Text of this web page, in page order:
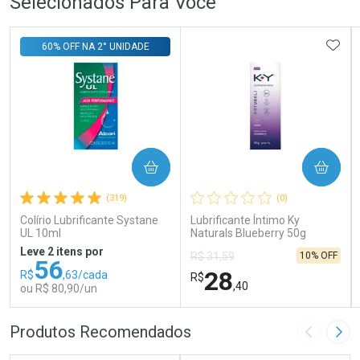
(319)
Colírio Lubrificante Systane
UL 10ml
60% OFF NA 2° UNIDADE
Leve 2 itens por
R$56,63/cada
ou R$ 80,90/un
COMPRAR
FECHAR
FECHAR
Por Menos
(0)
Lubrificante Íntimo Ky
Naturals Blueberry 50g
R$ 31,59
R$28,40
10% OFF
COMPRAR
Por Menos
Produtos Recomendados Imagem